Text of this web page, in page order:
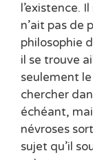
l’existence.
n’ait pas de
philosophie
il se trouve
seulement le
chercher
échéant,
névroses
sujet qu’il